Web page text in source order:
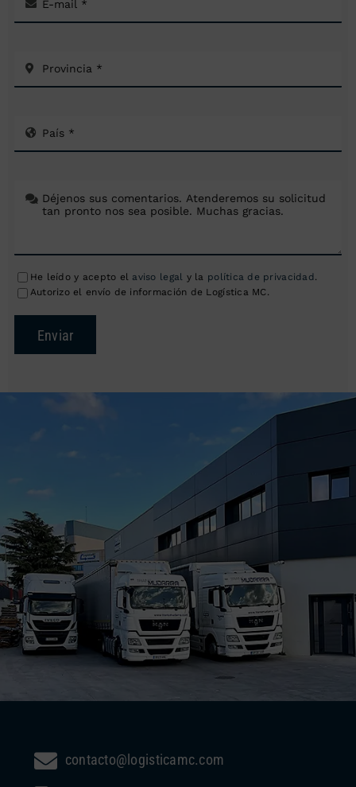
contacto@logisticamc.com
He leído y acepto el aviso legal y la política de privacidad.
Autorizo el envío de información de Logística MC.
Enviar